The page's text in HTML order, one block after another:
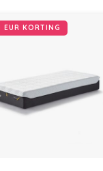
EUR KORTING